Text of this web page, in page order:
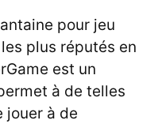
pour jeu
plus réputés en
est un
à de telles
jouer à de